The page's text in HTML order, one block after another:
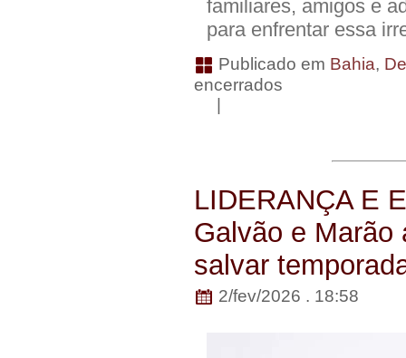
familiares, amigos e
para enfrentar essa
Publicado em Bahia,
encerrados
|
LIDERANÇA E
Galvão e Marão
salvar
2/fev/2026 . 18:58